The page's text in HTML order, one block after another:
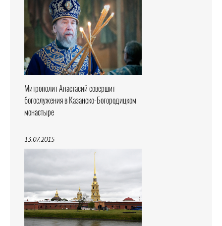
Митрополит Анастасий совершит
богослужения в Казанско-Богородицком
монастыре
13.07.2015